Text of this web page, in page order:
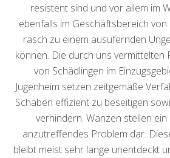
resistent sind und vor allem im
ebenfalls im Geschäftsbereich von
rasch zu einem ausufernden
können. Die durch uns vermittelten
von Schädlingen im
Jugenheim setzen zeitgemäße
Schaben effizient zu beseitigen
verhindern. Wanzen stellen
anzutreffendes Problem dar.
bleibt meist sehr lange unentdeckt